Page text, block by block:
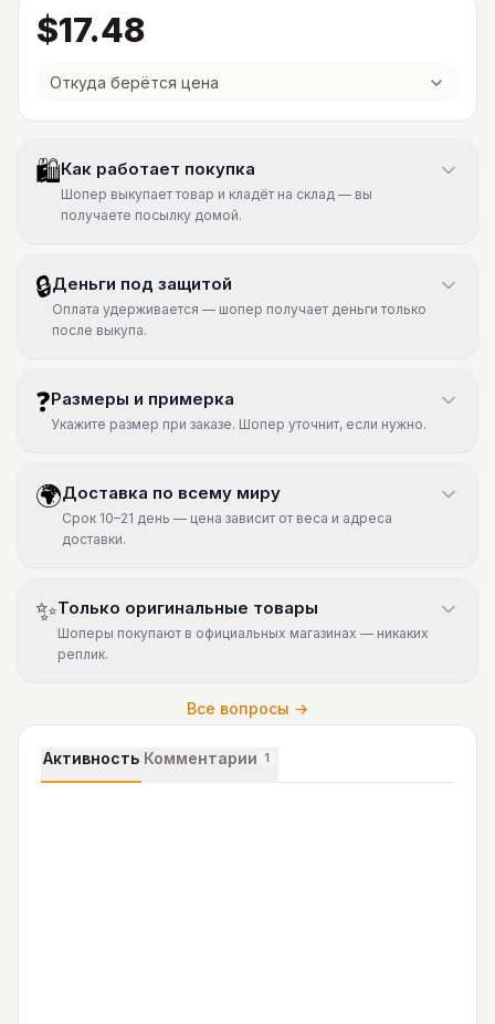
$17.48
Откуда берётся цена
🛍Как работает покупка
Шопер выкупает товар и кладёт на склад — вы
получаете посылку домой.
🔒Деньги под защитой
Оплата удерживается — шопер получает деньги только
после выкупа.
❓Размеры и примерка
Укажите размер при заказе. Шопер уточнит, если нужно.
🌍Доставка по всему миру
Срок 10–21 день — цена зависит от веса и адреса
доставки.
✨Только оригинальные товары
Шоперы покупают в официальных магазинах — никаких
реплик.
Все вопросы →
Активность Комментарии 1